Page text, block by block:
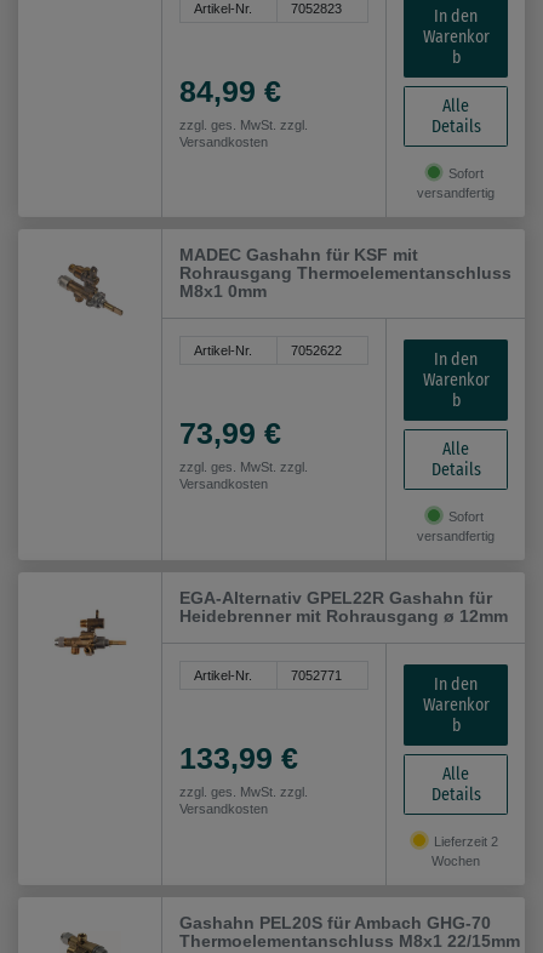
Artikel-Nr. 7052823
84,99 €
zzgl. ges. MwSt. zzgl.
Versandkosten
In den
Warenkor
b
Alle
Details
Sofort
versandfertig
MADEC Gashahn für KSF mit
Rohrausgang Thermoelementanschluss
M8x1 0mm
Artikel-Nr. 7052622
73,99 €
zzgl. ges. MwSt. zzgl.
Versandkosten
In den
Warenkor
b
Alle
Details
Sofort
versandfertig
EGA-Alternativ GPEL22R Gashahn für
Heidebrenner mit Rohrausgang ø 12mm
Artikel-Nr. 7052771
133,99 €
zzgl. ges. MwSt. zzgl.
Versandkosten
In den
Warenkor
b
Alle
Details
Lieferzeit 2
Wochen
Gashahn PEL20S für Ambach GHG-70
Thermoelementanschluss M8x1 22/15mm